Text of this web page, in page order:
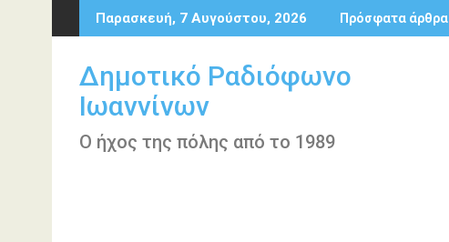
Περάστε
στο
Παρασκευή, 7 Αυγούστου, 2026 Πρόσφατα άρθρα
Δημοτικό Ραδιόφωνο
Ιωαννίνων
Ο ήχος της πόλης από το 1989